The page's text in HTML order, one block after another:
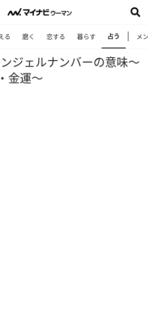
る 磨く 恋する 暮らす 占う メ
ンジェルナンバーの意味～
金運～